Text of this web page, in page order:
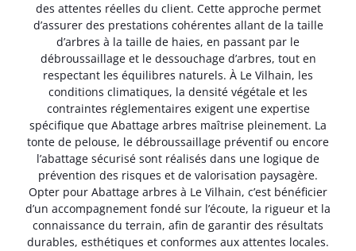
des attentes réelles du client. Cette approche permet
d’assurer des prestations cohérentes allant de la taille
d’arbres à la taille de haies, en passant par le
débroussaillage et le dessouchage d’arbres, tout en
respectant les équilibres naturels. À Le Vilhain, les
conditions climatiques, la densité végétale et les
contraintes réglementaires exigent une expertise
spécifique que Abattage arbres maîtrise pleinement. La
tonte de pelouse, le débroussaillage préventif ou encore
l’abattage sécurisé sont réalisés dans une logique de
prévention des risques et de valorisation paysagère.
Opter pour Abattage arbres à Le Vilhain, c’est bénéficier
d’un accompagnement fondé sur l’écoute, la rigueur et la
connaissance du terrain, afin de garantir des résultats
durables, esthétiques et conformes aux attentes locales.